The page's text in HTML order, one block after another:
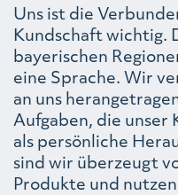
Uns ist die
Kundschaft wichtig.
bayerischen
eine Sprache. Wir
an uns
Aufgaben, die unser
als persönliche
sind wir überzeugt
Produkte und